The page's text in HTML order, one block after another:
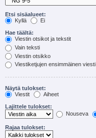
Etsi sisäalueet:
Kyllä
Ei
Hae täältä:
Viestin otsikot ja tekstit
Vain teksti
Viestin otsikko
Viestiketjujen ensimmäinen viesti
Näytä tulokset:
Viestit
Aiheet
Lajittele tulokset:
Nouseva
Rajaa tulokset: